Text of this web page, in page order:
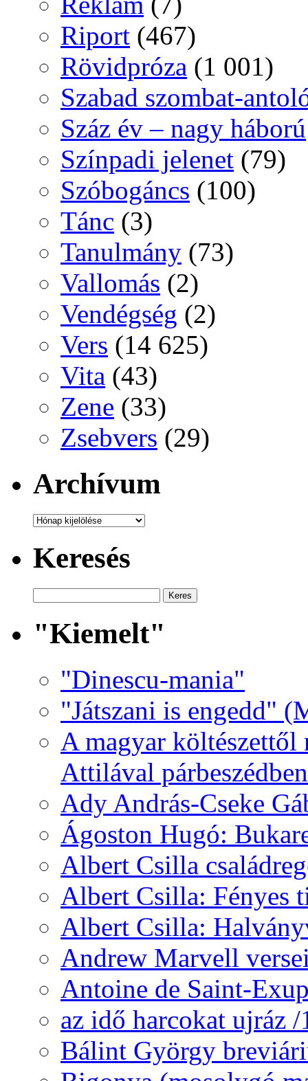
Riport (467)
Rövidpróza (1 001)
Szabad szombat-
Száz év – nagy háború
Színpadi jelenet (79)
Szóbogáncs (100)
Tánc (3)
Tanulmány (73)
Vallomás (2)
Vendégség (2)
Vers (14 625)
Vita (43)
Zene (33)
Zsebvers (29)
Archívum
Archívum
Keresés
"Kiemelt"
"Dinescu-mania"
"Játszani is engedd"
A magyar
Attilával párbeszédben
Ady András-Cseke
Ágoston Hugó:
Albert Csilla
Albert Csilla: Fényes
Albert Csilla:
Andrew Marvell
Antoine de Saint-
az idő harcokat ujráz
Bálint György